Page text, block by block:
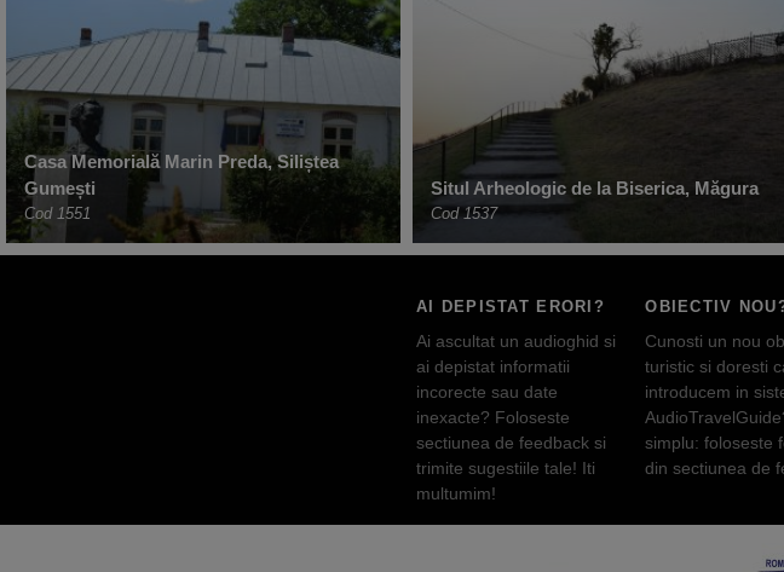
Casa Memorială Marin Preda, Siliștea
Gumești
Cod 1551
Situl Arheologic de la Biserica, Măgura
Cod 1537
AI DEPISTAT ERORI?
Ai ascultat un audioghid si
ai depistat informatii
incorecte sau date
inexacte? Foloseste
sectiunea de feedback si
trimite sugestiile tale! Iti
multumim!
OBIECTIV
Cunosti un nou
turistic si doresti
introducem in
simplu: foloseste
din sectiunea de